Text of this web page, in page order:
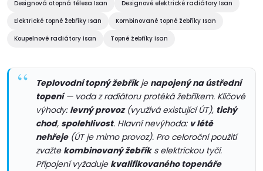
p
r
o
v
á
í
Designová otopná tělesa Isan
Designové elektrické radiátory Isan
Elektrické topné žebříky Isan
Kombinované topné žebříky Isan
Koupelnové radiátory Isan
Topné žebříky Isan
Teplovodní topný žebříkje napojený na ústřední
topení— voda z radiátoru protéká žebříkem. Klíčové
výhody: levný provoz(využívá existující ÚT), tichý
chod, spolehlivost. Hlavní nevýhoda: v létě
nehřeje(ÚT je mimo provoz). Pro celoroční použití
zvažte kombinovaný žebříks elektrickou tyčí.
Připojení vyžaduje kvalifikovaného topenáře